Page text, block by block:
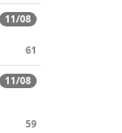
11/08
61
11/08
59